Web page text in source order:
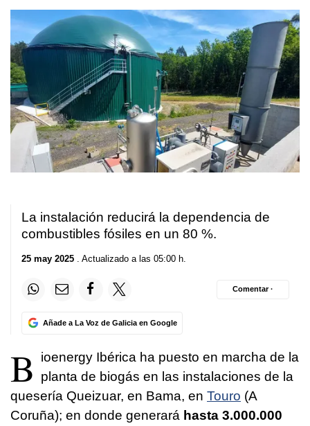
La instalación reducirá la dependencia de
combustibles fósiles en un 80 %.
25 may 2025 . Actualizado a las 05:00 h.
Añade a La Voz de Galicia en Google
Comentar ·
B
ioenergy Ibérica ha puesto en marcha de la
planta de biogás en las instalaciones de la
quesería Queizuar, en Bama, en Touro (A
Coruña); en donde generará hasta 3.000.000